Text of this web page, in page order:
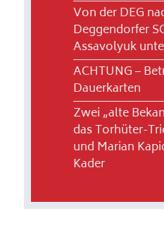
Von der DEG
Deggendorfer
Assavolyuk
ACHTUNG –
Dauerkarten
Zwei „alte
das Torhüter-
und Marian
Kader